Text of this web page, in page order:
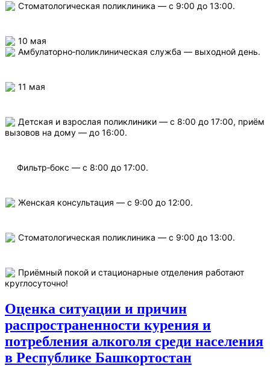
Стоматологическая поликлиника — с 9:00 до 13:00.
10 мая
Амбулаторно‑поликлиническая служба — выходной день.
11 мая
Детская и взрослая поликлиники — с 8:00 до 17:00, приём
вызовов на дому — до 16:00.
Фильтр‑бокс — с 8:00 до 17:00.
Женская консультация — с 9:00 до 12:00.
Стоматологическая поликлиника — с 9:00 до 13:00.
Приёмный покой и стационарные отделения работают
круглосуточно!
Оценка ситуации и причин
распространенности курения и
потребления алкоголя среди населения
в Республике Башкортостан